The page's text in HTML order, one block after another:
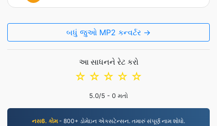
બધું જુઓ MP2 કન્વર્ટર →
આ સાધનને રેટ કરો
☆
☆
☆
☆
☆
5.0/5 - 0 મતો
નસ6. કોમ- 800+ ડોમેઇન એક્સટેન્સન. તમારું સંપૂર્ણ નામ શોધો.